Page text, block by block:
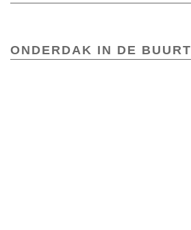
ONDERDAK IN DE BUURT